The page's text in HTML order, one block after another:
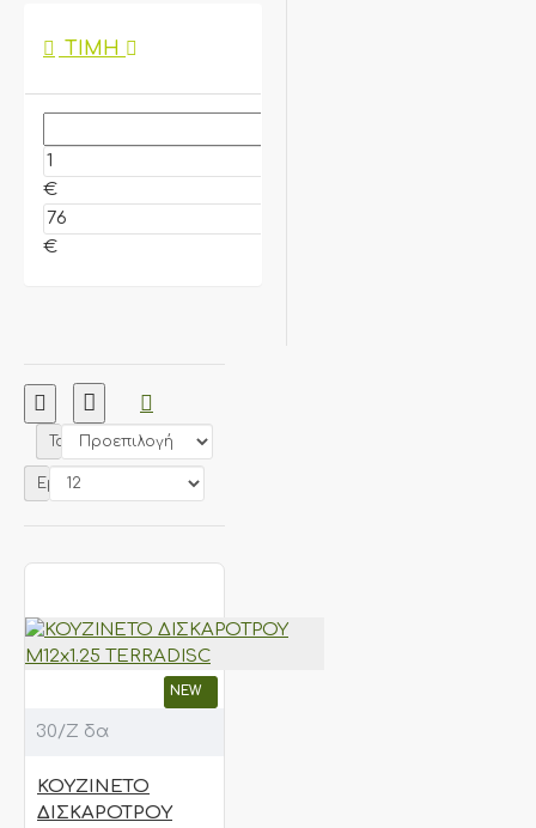
ΤΙΜΉ
€
€
Ταξινόμηση:
Εμφάνιση:
NEW
30/Ζ δα
ΚΟΥΖΙΝΕΤΟ
ΔΙΣΚΑΡΟΤΡΟΥ